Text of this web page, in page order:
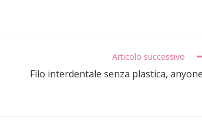
Articolo successivo
Filo interdentale senza plastica,